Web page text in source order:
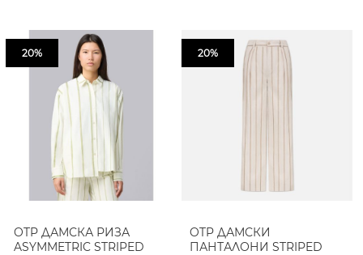
20%
OTP ДАМСКА РИЗА
ASYMMETRIC STRIPED
20%
OTP ДАМСКИ
ПАНТАЛОНИ STRIPED